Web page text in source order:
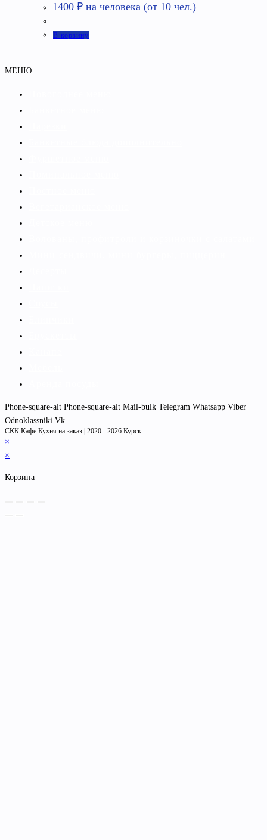
1400 ₽ на человека (от 10 чел.)
В корзину
МЕНЮ
Phone-square-alt Phone-square-alt Mail-bulk Telegram Whatsapp Viber
Odnoklassniki Vk
СКК Кафе Кухня на заказ | 2020 - 2026 Курск
×
×
Корзина